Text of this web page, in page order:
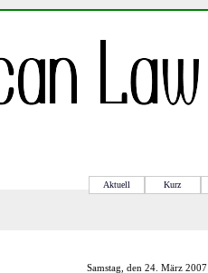
Aktuell Kurz
Samstag, den 24. März 2007